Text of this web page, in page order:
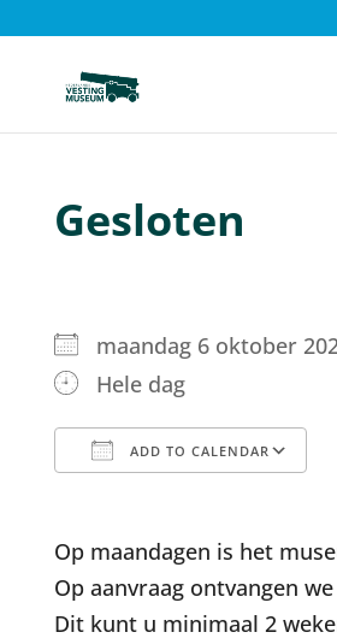
Gesloten
maandag 6 oktober
Hele dag
ADD TO CALENDAR
Op maandagen is het
Op aanvraag ontvangen
Dit kunt u minimaal 2